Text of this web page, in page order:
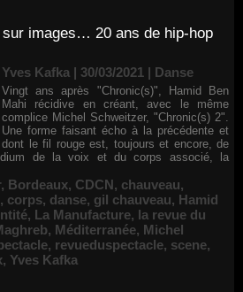
images… 20 ans de hip-hop
Yves Kafka | 30/03/2021 | Danse
Vingt ans après "Chronic(s)", Hamid Ben
Mahi récidive en créant, avec le même
complice Michel Schweitzer, "Chronic(s) 2".
Une forme faisant écho à la précédente et
dont le fil rouge est, toujours et encore, de
de la voix et du corps associé, la
, Bordeaux, CDCN, chauveau,
, corps, danse, gil chauveau, Hamid
, La Manufacture, la revue du
, Méditerranée, Michel
, revueduspectacle, scene,
, Yves Kafka